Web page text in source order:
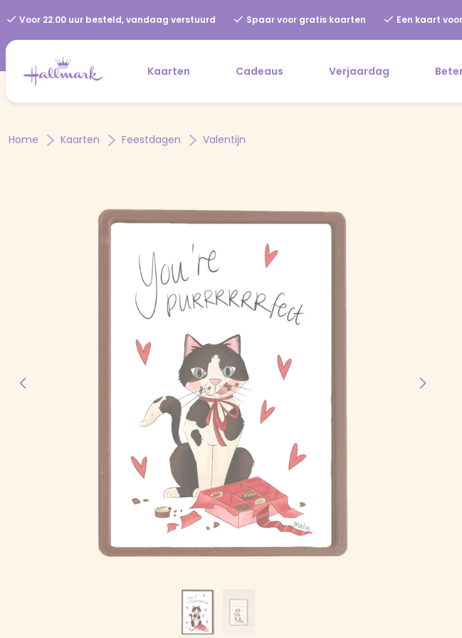
Voor 22.00 uur besteld, vandaag verstuurd Spaar voor gratis kaarten Een kaart
Kaarten Cadeaus Verjaardag
Home Kaarten Feestdagen Valentijn